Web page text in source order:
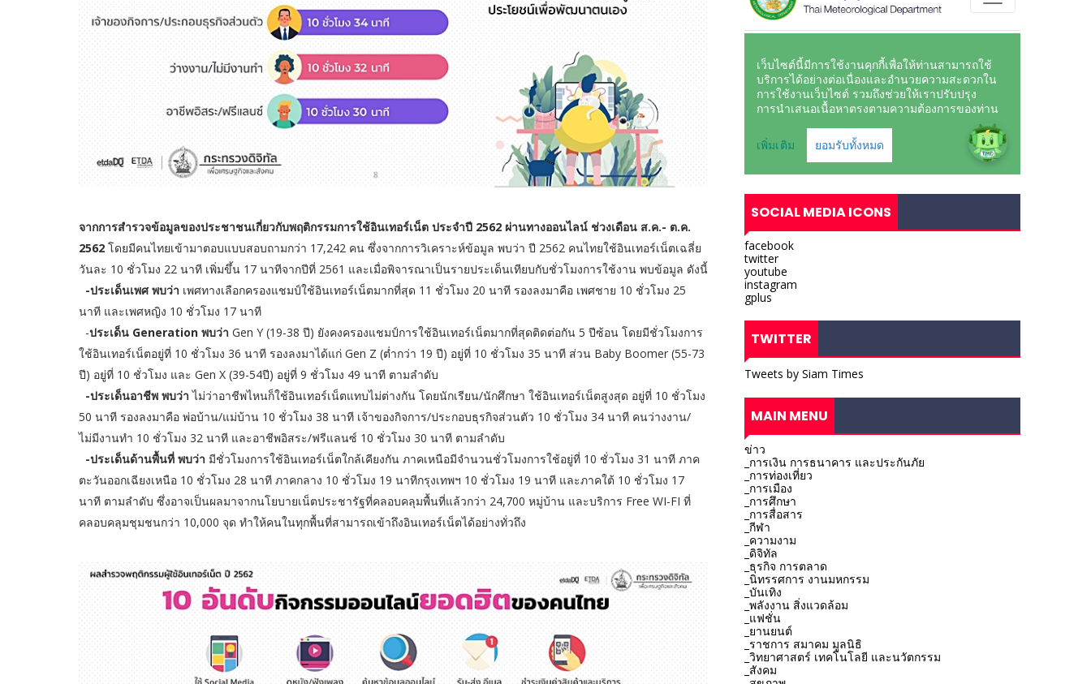
จากการสำรวจข้อมูลของประชาชนเกี่ยวกับพฤติกรรมการใช้อินเทอร์เน็ต ประจำปี 2562 ผ่านทางออนไลน์ ช่วงเดือน ส.ค.- ต.ค.
2562 โดยมีคนไทยเข้ามาตอบแบบสอบถามกว่า 17,242 คน ซึ่งจากการวิเคราะห์ข้อมูล พบว่า ปี 2562 คนไทยใช้อินเทอร์เน็ตเฉลี่ย
วันละ 10 ชั่วโมง 22 นาที เพิ่มขึ้น 17 นาทีจากปีที่ 2561 และเมื่อพิจารณาเป็นรายประเด็นเทียบกับชั่วโมงการใช้งาน พบข้อมูล ดังนี้
-ประเด็นเพศ พบว่า เพศทางเลือกครองแชมป์ใช้อินเทอร์เน็ตมากที่สุด 11 ชั่วโมง 20 นาที รองลงมาคือ เพศชาย 10 ชั่วโมง 25
นาที และเพศหญิง 10 ชั่วโมง 17 นาที
-ประเด็น Generation พบว่า Gen Y (19-38 ปี) ยังคงครองแชมป์การใช้อินเทอร์เน็ตมากที่สุดติดต่อกัน 5 ปีซ้อน โดยมีชั่วโมงการ
ใช้อินเทอร์เน็ตอยู่ที่ 10 ชั่วโมง 36 นาที รองลงมาได้แก่ Gen Z (ต่ำกว่า 19 ปี) อยู่ที่ 10 ชั่วโมง 35 นาที ส่วน Baby Boomer (55-73
ปี) อยู่ที่ 10 ชั่วโมง และ Gen X (39-54ปี) อยู่ที่ 9 ชั่วโมง 49 นาที ตามลำดับ
-ประเด็นอาชีพ พบว่าไม่ว่าอาชีพไหนก็ใช้อินเทอร์เน็ตแทบไม่ต่างกัน โดยนักเรียน/นักศึกษา ใช้อินเทอร์เน็ตสูงสุด อยู่ที่ 10 ชั่วโมง
50 นาที รองลงมาคือ พ่อบ้าน/แม่บ้าน 10 ชั่วโมง 38 นาที เจ้าของกิจการ/ประกอบธุรกิจส่วนตัว 10 ชั่วโมง 34 นาที คนว่างงาน/
ไม่มีงานทำ 10 ชั่วโมง 32 นาที และอาชีพอิสระ/ฟรีแลนซ์ 10 ชั่วโมง 30 นาที ตามลำดับ
-ประเด็นด้านพื้นที่ พบว่า มีชั่วโมงการใช้อินเทอร์เน็ตใกล้เคียงกัน ภาคเหนือมีจำนวนชั่วโมงการใช้อยู่ที่ 10 ชั่วโมง 31 นาที ภาค
ตะวันออกเฉียงเหนือ 10 ชั่วโมง 28 นาที ภาคกลาง 10 ชั่วโมง 19 นาทีกรุงเทพฯ 10 ชั่วโมง 19 นาที และภาคใต้ 10 ชั่วโมง 17
นาที ตามลำดับ ซึ่งอาจเป็นผลมาจากนโยบายเน็ตประชารัฐที่คลอบคลุมพื้นที่แล้วกว่า 24,700 หมู่บ้าน และบริการ Free WI-FI ที่
คลอบคลุมชุมชนกว่า 10,000 จุด ทำให้คนในทุกพื้นที่สามารถเข้าถึงอินเทอร์เน็ตได้อย่างทั่วถึง
SOCIAL MEDIA ICONS
facebook
twitter
youtube
instagram
gplus
TWITTER
Tweets by Siam Times
MAIN MENU
ข่าว
_การเงิน การธนาคาร และประกันภัย
_การท่องเที่ยว
_การเมือง
_การศึกษา
_การสื่อสาร
_กีฬา
_ความงาม
_ดิจิทัล
_ธุรกิจ การตลาด
_นิทรรศการ งานมหกรรม
_บันเทิง
_พลังงาน สิ่งแวดล้อม
_แฟชั่น
_ยานยนต์
_ราชการ สมาคม มูลนิธิ
_วิทยาศาสตร์ เทคโนโลยี และนวัตกรรม
_สังคม